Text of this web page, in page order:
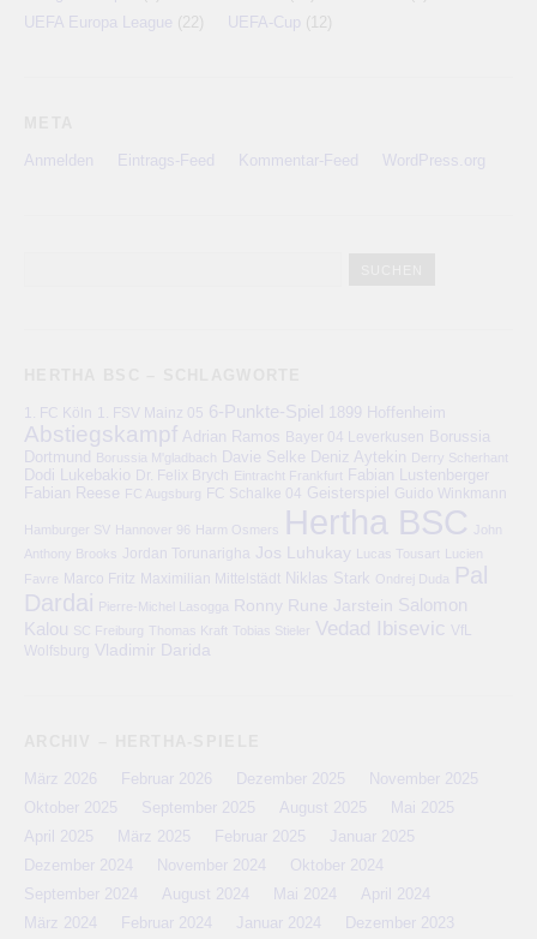
UEFA Europa League (22) UEFA-Cup (12)
Anmelden Eintrags-Feed Kommentar-Feed WordPress.org
1. FC Köln 1. FSV Mainz 05 6-Punkte-Spiel 1899 Hoffenheim
Abstiegskampf Adrian Ramos Bayer 04 Leverkusen
Borussia
Dortmund
Borussia M'gladbach Davie Selke Deniz Aytekin Derry Scherhant
Dodi Lukebakio Dr. Felix Brych Eintracht Frankfurt Fabian Lustenberger
Fabian Reese FC Augsburg FC Schalke 04 Geisterspiel Guido Winkmann
Hamburger SV Hannover 96 Harm Osmers Hertha BSC
John
Anthony Brooks
Jordan Torunarigha Jos Luhukay Lucas Tousart Lucien
Favre
Marco Fritz Maximilian Mittelstädt Niklas Stark Ondrej Duda Pal
Dardai Pierre-Michel Lasogga Ronny Rune Jarstein Salomon
Kalou SC Freiburg Thomas Kraft Tobias Stieler Vedad Ibisevic
VfL
Wolfsburg
Vladimir Darida
März 2026 Februar 2026 Dezember 2025
November 2025
Oktober 2025
September 2025 August 2025
Mai 2025
April 2025
März 2025 Februar 2025
Januar 2025
Dezember 2024
November 2024
Oktober 2024
September 2024
August 2024 Mai 2024
April 2024
März 2024
Februar 2024 Januar 2024
Dezember 2023